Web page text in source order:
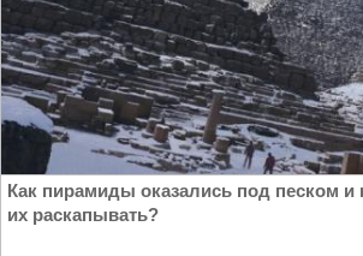
Как пирамиды оказались под песком
их раскапывать?